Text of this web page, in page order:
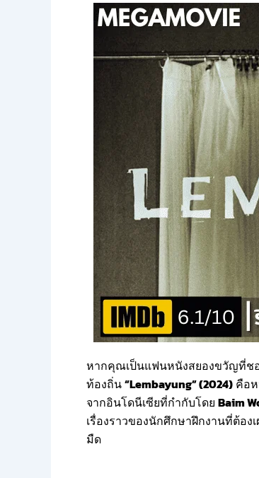
หากคุณเป็นแฟนหนังสยองขวัญที่ชอ
ท้องถิ่น“Lembayung” (2024) คือ
จากอินโดนีเซียที่กำกับโดย Baim
เรื่องราวของนักศึกษาฝึกงานที่ต้อ
มืด